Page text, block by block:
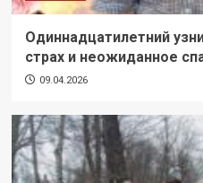
Одиннадцатилетний
страх и неожиданное
09.04.2026